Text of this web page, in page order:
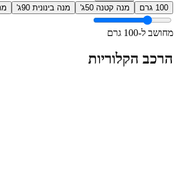
100 גרם מנה קטנה 50ג' מנה בינונית 90ג'
מחושב ל-100 גרם
הרכב הקלוריות